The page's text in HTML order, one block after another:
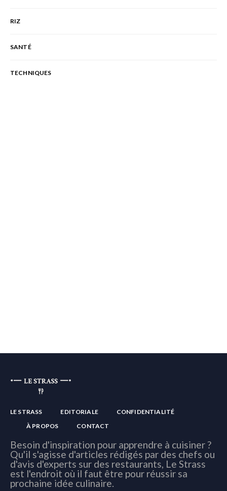
RIZ
SANTÉ
TECHNIQUES
LE STRASS EDITORIALE
CONFIDENTIALITÉ
À PROPOS
CONTACT
Besoin d'inspiration pour apprendre à cuisiner ?
Qu'il s'agisse d'articles rédigés par des chefs ou
d'avis d'experts sur des restaurants, Le Strass
est l'endroit où il faut être pour réussir sa
prochaine idée culinaire.